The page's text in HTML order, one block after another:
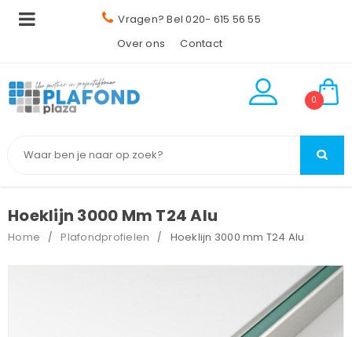
Vragen? Bel 020- 615 56 55
Over ons
Contact
0
Hoeklijn 3000 Mm T24 Alu
Home / Plafondprofielen / Hoeklijn 3000 mm T24 Alu